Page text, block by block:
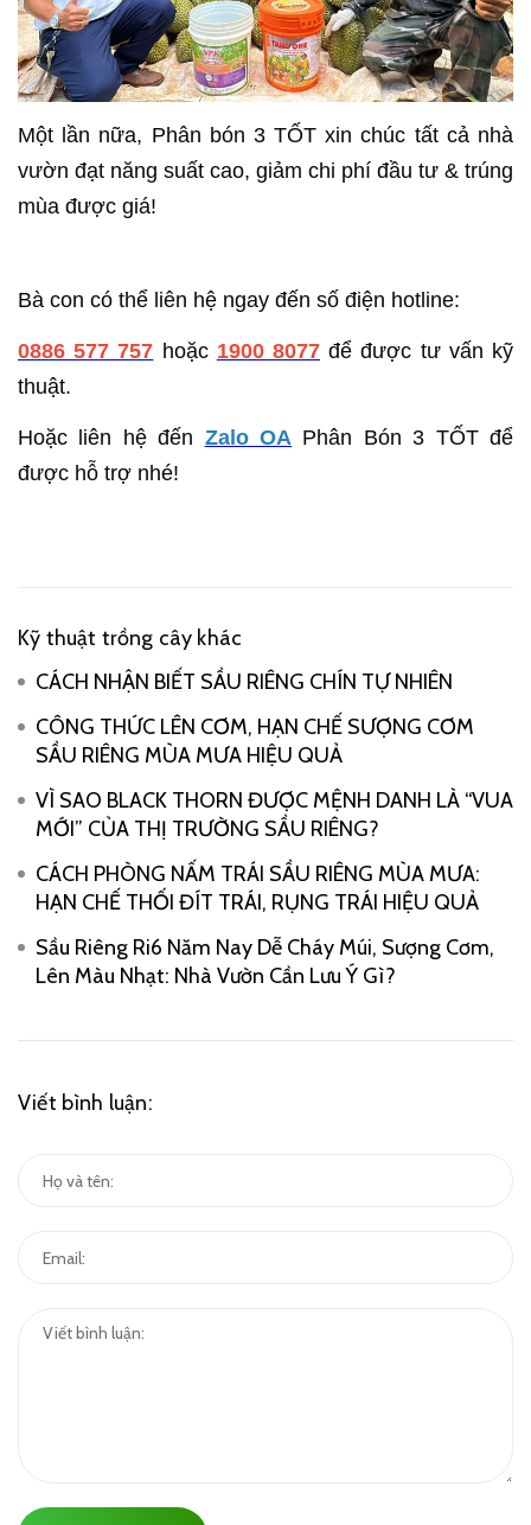
Một lần nữa, Phân bón 3 TỐT xin chúc tất cả nhà
vườn đạt năng suất cao, giảm chi phí đầu tư & trúng
mùa được giá!
Bà con có thể liên hệ ngay đến số điện hotline:
0886 577 757 hoặc 1900 8077 để được tư vấn kỹ
thuật.
Hoặc liên hệ đến Zalo OA Phân Bón 3 TỐT để
được hỗ trợ nhé!
Kỹ thuật trồng cây khác
CÁCH NHẬN BIẾT SẦU RIÊNG CHÍN TỰ NHIÊN
CÔNG THỨC LÊN CƠM, HẠN CHẾ SƯỢNG CƠM
SẦU RIÊNG MÙA MƯA HIỆU QUẢ
VÌ SAO BLACK THORN ĐƯỢC MỆNH DANH LÀ “VUA
MỚI” CỦA THỊ TRƯỜNG SẦU RIÊNG?
CÁCH PHÒNG NẤM TRÁI SẦU RIÊNG MÙA MƯA:
HẠN CHẾ THỐI ĐÍT TRÁI, RỤNG TRÁI HIỆU QUẢ
Sầu Riêng Ri6 Năm Nay Dễ Cháy Múi, Sượng Cơm,
Lên Màu Nhạt: Nhà Vườn Cần Lưu Ý Gì?
Viết bình luận: